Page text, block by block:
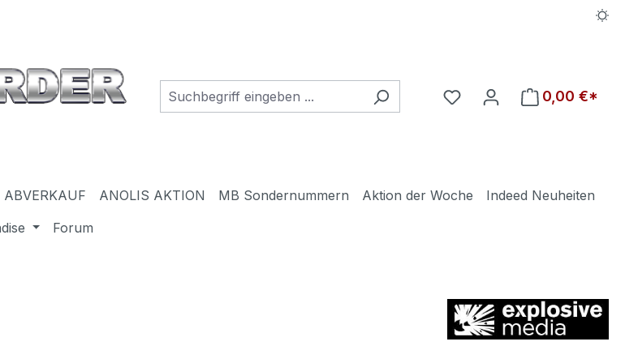
Du hast 0 Produkte auf
0,00 €*
ABVERKAUF ANOLIS AKTION MB Sondernummern Aktion der Woche
Indeed Neuheiten
Forum